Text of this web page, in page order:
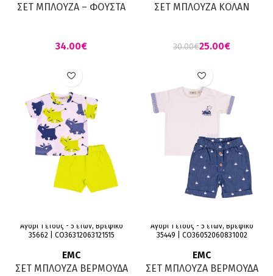
ΣΕΤ ΜΠΛΟΥΖΑ – ΦΟΥΣΤΑ
€
ΣΕΤ ΜΠΛΟΥΖΑ ΚΟΛΑΝ
30.00€25.00€
Αγόρι 1 έτους - 5 ετών, Βρεφικό
35662 | CO36312063121515
EMC
ΣΕΤ ΜΠΛΟΥΖΑ ΒΕΡΜΟΥΔΑ
Αγόρι 1 έτους - 5 ετών, Βρεφικό
35449 | CO36052060831002
EMC
ΣΕΤ ΜΠΛΟΥΖΑ ΒΕΡΜΟΥΔΑ